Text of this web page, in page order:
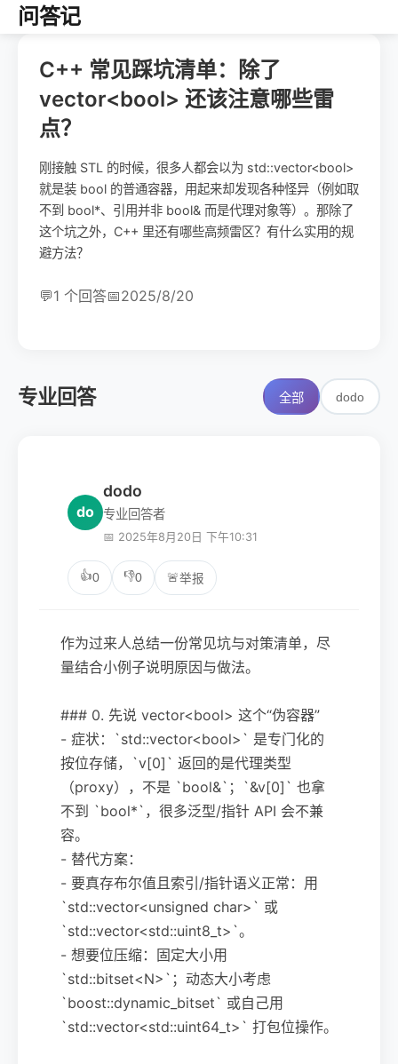
问答记
C++ 常见踩坑清单：除了
vector<bool> 还该注意哪些雷
点？
刚接触 STL 的时候，很多人都会以为 std::vector<bool>
就是装 bool 的普通容器，用起来却发现各种怪异（例如取
不到 bool*、引用并非 bool& 而是代理对象等）。那除了
这个坑之外，C++ 里还有哪些高频雷区？有什么实用的规
避方法？
💬1 个回答📅2025/8/20
专业回答 全部 dodo
do
dodo
专业回答者
📅 2025年8月20日 下午10:31
👍0 👎0 🚨举报
作为过来人总结一份常见坑与对策清单，尽
量结合小例子说明原因与做法。
### 0. 先说 vector<bool> 这个“伪容器”
- 症状：`std::vector<bool>` 是专门化的
按位存储，`v[0]` 返回的是代理类型
（proxy），不是 `bool&`；`&v[0]` 也拿
不到 `bool*`，很多泛型/指针 API 会不兼
容。
- 替代方案：
- 要真存布尔值且索引/指针语义正常：用
`std::vector<unsigned char>` 或
`std::vector<std::uint8_t>`。
- 想要位压缩：固定大小用
`std::bitset<N>`；动态大小考虑
`boost::dynamic_bitset` 或自己用
`std::vector<std::uint64_t>` 打包位操作。